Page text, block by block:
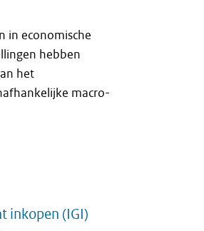
in economische
hebben
het
macro-
inkopen (IGI)